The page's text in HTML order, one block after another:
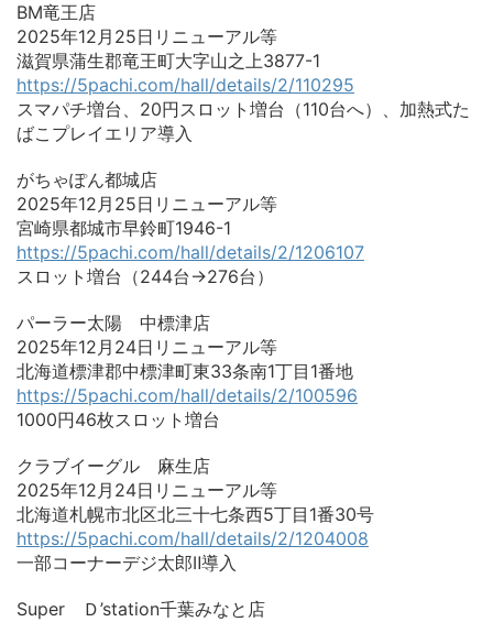
BM竜王店
2025年12月25日リニューアル等
滋賀県蒲生郡竜王町大字山之上3877-1
https://5pachi.com/hall/details/2/110295
スマパチ増台、20円スロット増台（110台へ）、加熱式た
ばこプレイエリア導入
がちゃぽん都城店
2025年12月25日リニューアル等
宮崎県都城市早鈴町1946-1
https://5pachi.com/hall/details/2/1206107
スロット増台（244台→276台）
パーラー太陽 中標津店
2025年12月24日リニューアル等
北海道標津郡中標津町東33条南1丁目1番地
https://5pachi.com/hall/details/2/100596
1000円46枚スロット増台
クラブイーグル 麻生店
2025年12月24日リニューアル等
北海道札幌市北区北三十七条西5丁目1番30号
https://5pachi.com/hall/details/2/1204008
一部コーナーデジ太郎Ⅱ導入
Super Ｄ’station千葉みなと店